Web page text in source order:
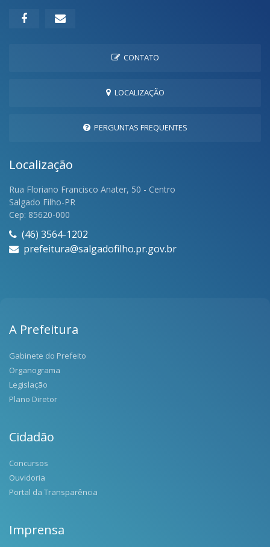
CONTATO
LOCALIZAÇÃO
PERGUNTAS FREQUENTES
Localização
Rua Floriano Francisco Anater, 50 - Centro
Salgado Filho-PR
Cep: 85620-000
(46) 3564-1202
prefeitura@salgadofilho.pr.gov.br
A Prefeitura
Gabinete do Prefeito
Organograma
Legislação
Plano Diretor
Cidadão
Concursos
Ouvidoria
Portal da Transparência
Imprensa